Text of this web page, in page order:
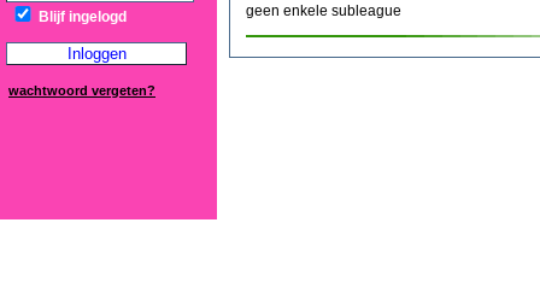
Blijf ingelogd
wachtwoord vergeten?
geen enkele subleague